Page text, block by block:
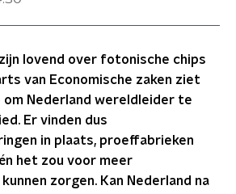
lovend over fotonische chips
van Economische zaken ziet
Nederland wereldleider te
Er vinden dus
in plaats, proeffabrieken
het zou voor meer
zorgen. Kan Nederland na